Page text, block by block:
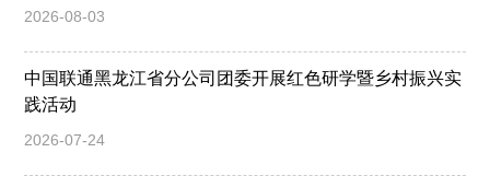
2026-08-03
中国联通黑龙江省分公司团委开展红色研学暨乡村振兴实
践活动
2026-07-24